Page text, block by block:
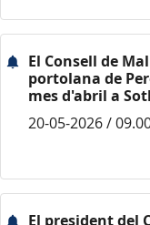
El Consell de
portolana de
mes d'abril a
20-05-2026 /
El president del